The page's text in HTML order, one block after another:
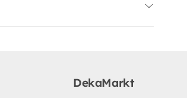
DekaMarkt